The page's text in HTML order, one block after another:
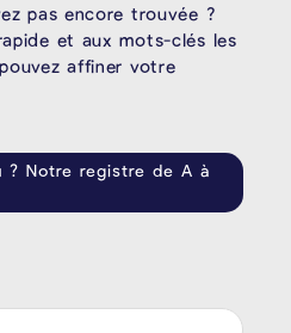
pas encore trouvée ?
et aux mots-clés les
affiner votre
? Notre registre de A à